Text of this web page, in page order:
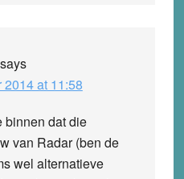
says
at 11:58
binnen dat die
van Radar (ben de
wel alternatieve